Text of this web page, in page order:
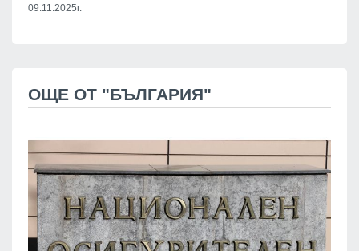
09.11.2025г.
ОЩЕ ОТ "БЪЛГАРИЯ"